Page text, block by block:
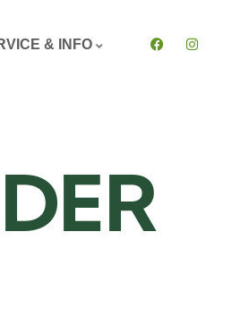
& INFO